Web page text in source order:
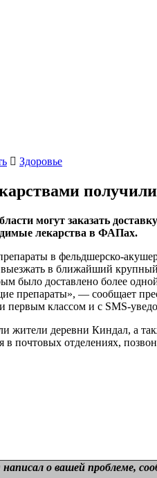
Здоровье
могут заказать
лекарства в ФАПах.
в фельдшерско-
в ближайший
было доставлено более
препараты», — сообщает
первым классом и с SMS-
жители деревни Киндал, а
в почтовых отделениях,
о вашей проблеме,